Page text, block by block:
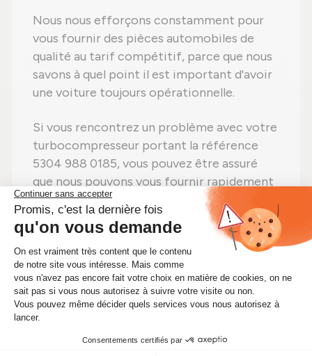
Nous nous efforçons constamment pour
vous fournir des pièces automobiles de
qualité au tarif compétitif, parce que nous
savons à quel point il est important d'avoir
une voiture toujours opérationnelle.
Si vous rencontrez un problème avec votre
turbocompresseur portant la référence
5304 988 0185, vous pouvez être assuré
que nous pouvons vous fournir rapidement
le cartouche CHRA dont vous avez besoin.
Alors n'attendez plus ! Si vous avez besoin
d'un cartouche CHRA 5304 988 0185,
achetez-le sans hésiter sur Alsapièces.